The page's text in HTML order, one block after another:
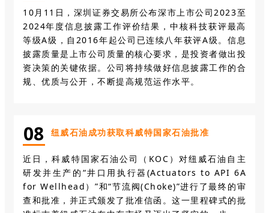
10月11日，深圳证券交易所公布深市上市公司2023至
2024年度信息披露工作评价结果，中核科技获评最高
等级A级，自2016年起公司已连续八年获评A级。信息
披露质量是上市公司质量的核心要求，是投资者做出投
资决策的关键依据。公司将持续做好信息披露工作的合
规、优质与公开，不断提高规范运作水平。
08 纽威石油成功获取科威特国家石油批准
近日，科威特国家石油公司（KOC）对纽威石油自主
研发并生产的“井口用执行器(Actuators to API 6A
for Wellhead）”和“节流阀(Choke)”进行了最终的审
查和批准，并正式颁发了批准信函。这一里程碑式的批